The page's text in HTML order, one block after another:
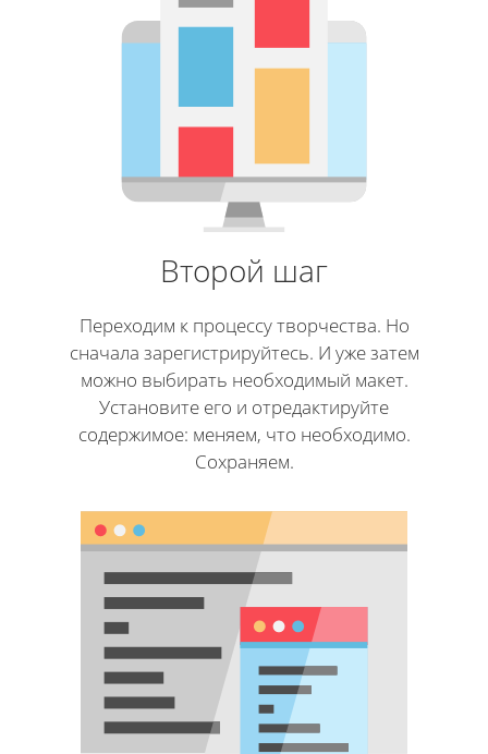
Второй шаг
Переходим к процессу творчества. Но
сначала зарегистрируйтесь. И уже затем
можно выбирать необходимый макет.
Установите его и отредактируйте
содержимое: меняем, что необходимо.
Сохраняем.